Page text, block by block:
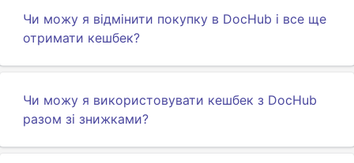
Чи можу я відмінити покупку в DocHub і все ще
отримати кешбек?
Чи можу я використовувати кешбек з DocHub
разом зі знижками?